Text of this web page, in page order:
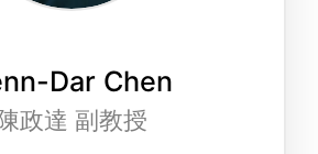
Dar Chen
政達 副教授